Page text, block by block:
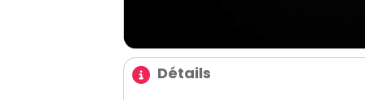
Détails